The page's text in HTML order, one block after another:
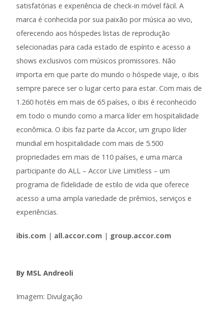
satisfatórias e experiência de check-in móvel fácil. A
marca é conhecida por sua paixão por música ao vivo,
oferecendo aos hóspedes listas de reprodução
selecionadas para cada estado de espírito e acesso a
shows exclusivos com músicos promissores. Não
importa em que parte do mundo o hóspede viaje, o ibis
sempre parece ser o lugar certo para estar. Com mais de
1.260 hotéis em mais de 65 países, o ibis é reconhecido
em todo o mundo como a marca líder em hospitalidade
econômica. O ibis faz parte da Accor, um grupo líder
mundial em hospitalidade com mais de 5.500
propriedades em mais de 110 países, e uma marca
participante do ALL – Accor Live Limitless – um
programa de fidelidade de estilo de vida que oferece
acesso a uma ampla variedade de prêmios, serviços e
experiências.
ibis.com | all.accor.com | group.accor.com
By MSL Andreoli
Imagem: Divulgação